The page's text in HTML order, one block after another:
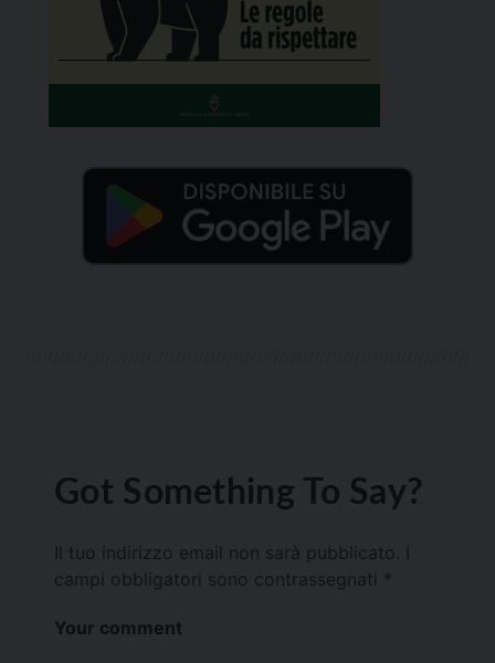
Got Something To Say?
Il tuo indirizzo email non sarà pubblicato.
campi obbligatori sono contrassegnati *
Your comment